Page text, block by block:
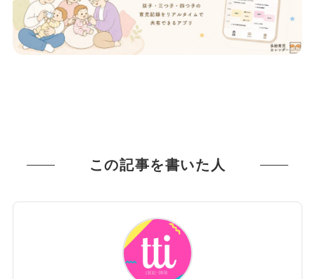
この記事を書いた人